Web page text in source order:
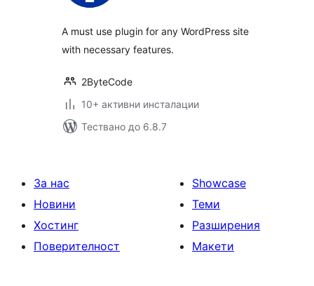
A must use plugin for any WordPress site
with necessary features.
2ByteCode
10+ активни инсталации
Тествано до 6.8.7
За нас
Новини
Хостинг
Поверителност
Showcase
Теми
Разширения
Макети